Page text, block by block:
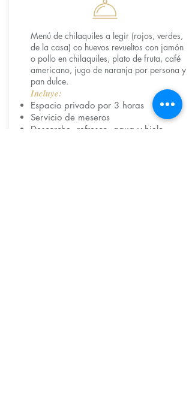
Menú de chilaquiles a legir (rojos, verdes,
de la casa) co huevos revueltos con jamón
o pollo en chilaquiles, plato de fruta, café
americano, jugo de naranja por persona y
pan dulce.
Incluye:
Espacio privado por 3 horas
Servicio de meseros
Descorche, refresco, agua y hielo